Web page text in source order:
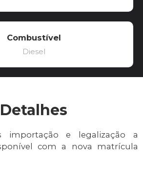
Combustível
Diesel
Detalhes
importação e legalização a
com a nova matrícula